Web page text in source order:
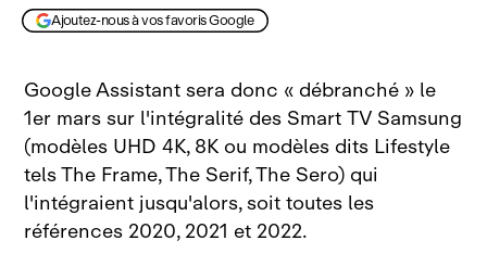
Ajoutez-nous à vos favoris Google
Google Assistant sera donc « débranché » le
1er mars sur l'intégralité des Smart TV Samsung
(modèles UHD 4K, 8K ou modèles dits Lifestyle
tels The Frame, The Serif, The Sero) qui
l'intégraient jusqu'alors, soit toutes les
références 2020, 2021 et 2022.